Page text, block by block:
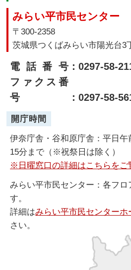
みらい平市民センター
〒300-2358
茨城県つくばみらい市陽光台3
電話番号：0297-58-
ファクス番
号
：0297-58-
開庁時間
伊奈庁舎・谷和原庁舎：平日
15分まで（※祝祭日は除く）
※日曜窓口の詳細はこちらをご
みらい平市民センター：各フロ
す。
詳細はみらい平市民センターホ
さい。